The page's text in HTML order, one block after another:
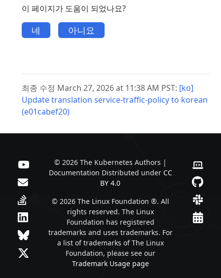
이 페이지가 도움이 되었나요?
네 아니요
최종 수정 March 27, 2026 at 11:38 AM PST: [ko]
Update translation service-traffic-policy to korean
(e01cabef20)
© 2026 The Kubernetes Authors |
Documentation Distributed under CC
BY 4.0
© 2026 The Linux Foundation ®. All
rights reserved. The Linux
Foundation has registered
trademarks and uses trademarks. For
a list of trademarks of The Linux
Foundation, please see our
Trademark Usage page